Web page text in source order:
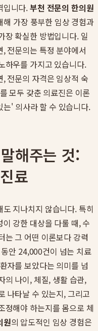
입니다.부천 전문의 한의원
가장 풍부한 임상 경험과
장 확실한 방법입니다. 일
전문의는 특정 분야에서
하우를 가지고 있습니다.
전문의 자격은 임상적 숙
모두 갖춘 의료진은 이론
' 의사라 할 수 있습니다.
해주는 것:
료
지나치지 않습니다. 특히
강한 대상을 다룰 때, 수
는 그 어떤 이론보다 강력
안 24,000건이 넘는 치료
자를 보았다는 의미를 넘
의 나이, 체질, 생활 습관,
나타날 수 있는지, 그리고
정해야 하는지를 몸으로 체
원의 압도적인 임상 경험은